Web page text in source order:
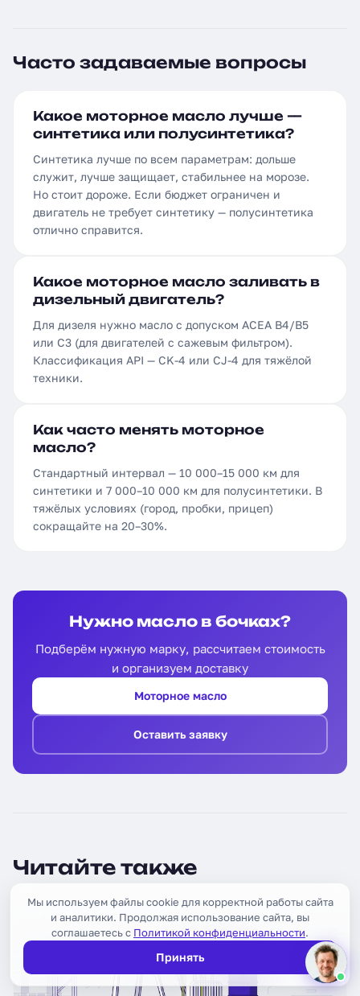
Часто задаваемые вопросы
Какое моторное масло лучше —
синтетика или полусинтетика?
Синтетика лучше по всем параметрам: дольше
служит, лучше защищает, стабильнее на морозе.
Но стоит дороже. Если бюджет ограничен и
двигатель не требует синтетику — полусинтетика
отлично справится.
Какое моторное масло заливать в
дизельный двигатель?
Для дизеля нужно масло с допуском ACEA B4/B5
или C3 (для двигателей с сажевым фильтром).
Классификация API — CK-4 или CJ-4 для тяжёлой
техники.
Как часто менять моторное
масло?
Стандартный интервал — 10 000–15 000 км для
синтетики и 7 000–10 000 км для полусинтетики. В
тяжёлых условиях (город, пробки, прицеп)
сокращайте на 20–30%.
Нужно масло в бочках?
Подберём нужную марку, рассчитаем стоимость
и организуем доставку
Моторное масло
Оставить заявку
Читайте также
Мы используем файлы cookie для корректной работы сайта
и аналитики. Продолжая использование сайта, вы
соглашаетесь с Политикой конфиденциальности.
Принять